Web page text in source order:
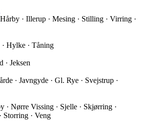
· Illerup · Mesing · Stilling · Virring ·
Hylke · Tåning
· Jeksen
· Javngyde · Gl. Rye · Svejstrup ·
· Nørre Vissing · Sjelle · Skjørring ·
Storring · Veng